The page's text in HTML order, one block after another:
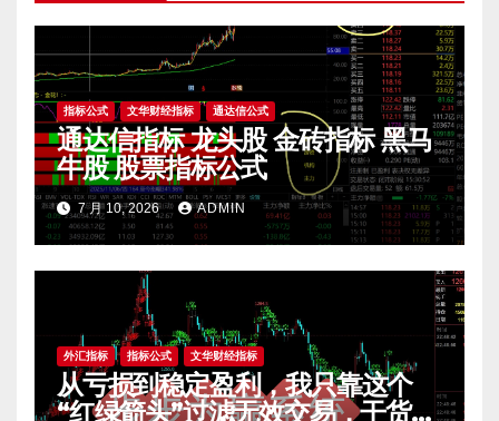
指标公式 文华财经指标 通达信公式
通达信指标 龙头股 金砖指标 黑马
牛股 股票指标公式
7 月 10, 2026 ADMIN
外汇指标 指标公式 文华财经指标
从亏损到稳定盈利，我只靠这个
“红绿箭头”过滤无效交易，干货全